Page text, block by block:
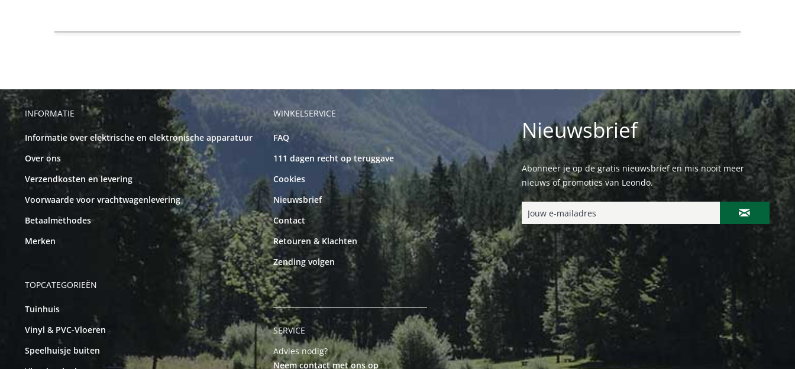
INFORMATIE
Informatie over elektrische en elektronische apparatuur
Over ons
Verzendkosten en levering
Voorwaarde voor vrachtwagenlevering
Betaalmethodes
Merken
TOPCATEGORIEËN
Tuinhuis
Vinyl & PVC-Vloeren
Speelhuisje buiten
WINKELSERVICE
FAQ
111 dagen recht op teruggave
Cookies
Nieuwsbrief
Contact
Retouren & Klachten
Zending volgen
SERVICE
Advies nodig?
Neem contact met ons op
Nieuwsbrief
Abonneer je op de gratis nieuwsbrief en mis nooit meer
nieuws of promoties van Leondo.